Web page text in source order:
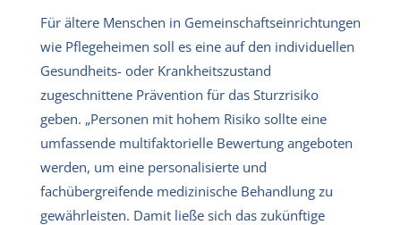
Für ältere Menschen in Gemeinschaftseinrichtungen
wie Pflegeheimen soll es eine auf den individuellen
Gesundheits- oder Krankheitszustand
zugeschnittene Prävention für das Sturzrisiko
geben. „Personen mit hohem Risiko sollte eine
umfassende multifaktorielle Bewertung angeboten
werden, um eine personalisierte und
fachübergreifende medizinische Behandlung zu
gewährleisten. Damit ließe sich das zukünftige